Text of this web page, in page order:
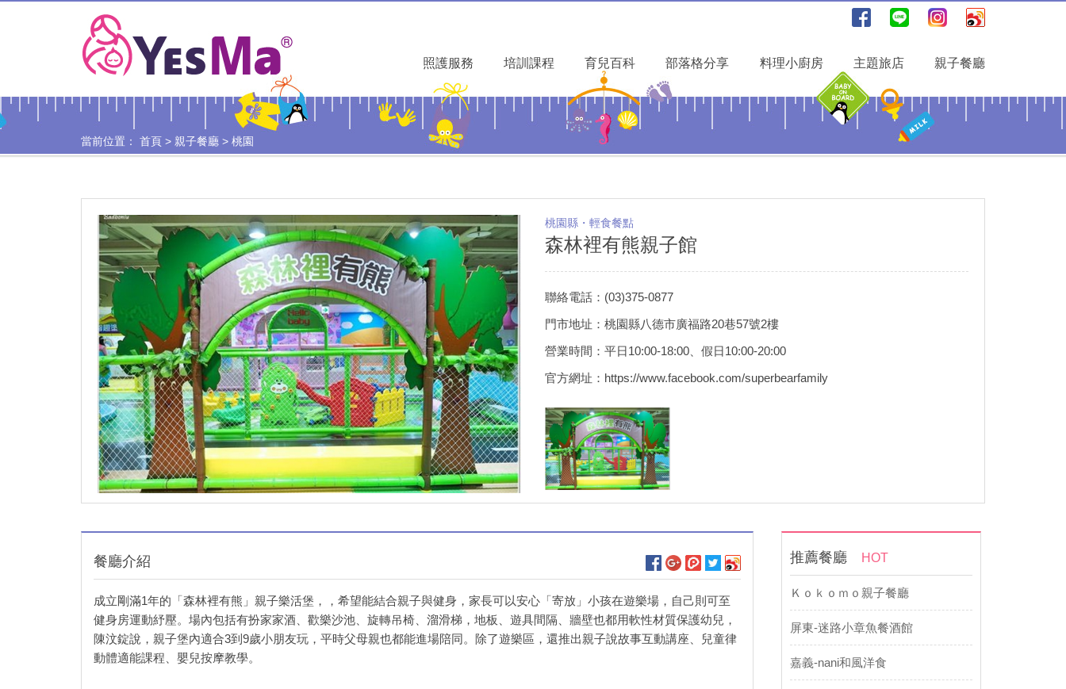
照護服務 培訓課程 育兒百科 部落格分享 料理小廚房 主題旅店 親子餐廳
當前位置： 首頁 > 親子餐廳 > 桃園
桃園縣・輕食餐點
森林裡有熊親子館
聯絡電話：(03)375-0877
門市地址：桃園縣八德市廣福路20巷57號2樓
營業時間：平日10:00-18:00、假日10:00-20:00
官方網址： https://www.facebook.com/superbearfamily
餐廳介紹
成立剛滿1年的「森林裡有熊」親子樂活堡，，希望能結合親子與健身，家長可以安心「寄放」小孩在遊樂場，自己則可至
健身房運動紓壓。場內包括有扮家家酒、歡樂沙池、旋轉吊椅、溜滑梯，地板、遊具間隔、牆壁也都用軟性材質保護幼兒，
陳汶錠說，親子堡內適合3到9歲小朋友玩，平時父母親也都能進場陪同。除了遊樂區，還推出親子說故事互動講座、兒童律
動體適能課程、嬰兒按摩教學。
推薦餐廳 HOT
Ｋｏｋｏｍｏ親子餐廳
屏東-迷路小章魚餐酒館
嘉義-nani和風洋食